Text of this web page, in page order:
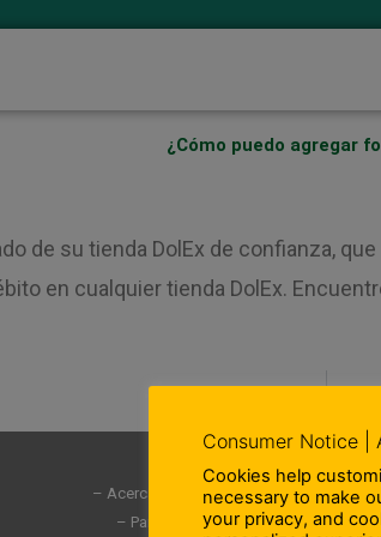
¿Cómo puedo agregar
de su tienda DolEx de confianza,
en cualquier tienda DolEx.
– Acerca de Nosotros
– Participación en la comunidad
Consumer Notice |
Cookies help
necessary to make
your privacy, and